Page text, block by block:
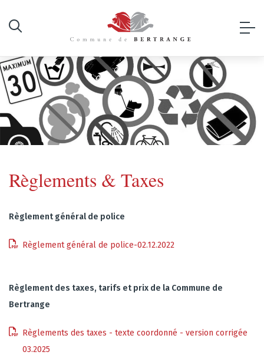
Règlements & Taxes
Règlement général de police
Règlement général de police-02.12.2022
Règlement des taxes, tarifs et prix de la Commune de
Bertrange
Règlements des taxes - texte coordonné - version corrigée
03.2025